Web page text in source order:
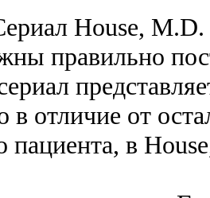
House, M.D.
правильно
в отличие от
пациента, в